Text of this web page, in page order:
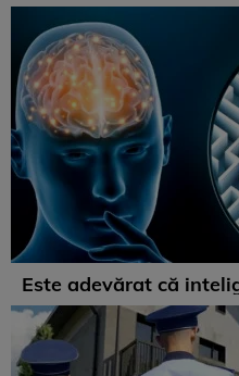
Este adevărat că